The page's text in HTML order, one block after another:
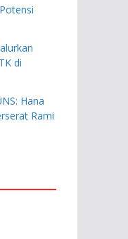
di
Hana
Rami